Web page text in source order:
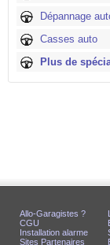
Dépannage
Casses auto
Plus de
Allo-Garagistes ?
CGU
Installation alarme
Sites Partenaires